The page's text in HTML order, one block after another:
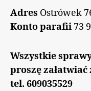
Adres Ostrówek
Konto parafii 73
Wszystkie
proszę
tel. 609035529